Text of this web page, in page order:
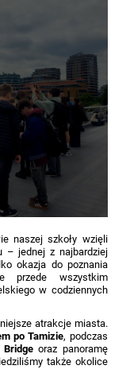
naszej szkoły wzięli
– jednej z najbardziej
okazja do poznania
przede wszystkim
w codziennych
atrakcje miasta.
po Tamizie, podczas
Bridgeoraz panoramę
także okolice